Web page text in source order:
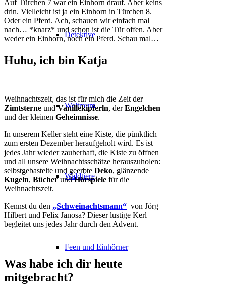
Detektive
Weltraum
Waldtiere
Feen und Einhörner
Auf Türchen 7 war ein Einhorn drauf. Aber keins
drin. Vielleicht ist ja ein Einhorn in Türchen 8.
Oder ein Pferd. Ach, schauen wir einfach mal
nach… *knarz* und schon ist die Tür offen. Aber
weder ein Einhorn, noch ein Pferd. Schau mal…
Huhu, ich bin Katja
Weihnachtszeit, das ist für mich die Zeit der
Zimtsterne undVanillekipferln, derEngelchen
und der kleinen Geheimnisse.
In unserem Keller steht eine Kiste, die pünktlich
zum ersten Dezember heraufgeholt wird. Es ist
jedes Jahr wieder zauberhaft, die Kiste zu öffnen
und all unsere Weihnachtsschätze herauszuholen:
selbstgebastelte und geerbte Deko, glänzende
Kugeln, BücherundHörspiele für die
Weihnachtszeit.
Kennst du den „Schweinachtsmann“ von Jörg
Hilbert und Felix Janosa? Dieser lustige Kerl
begleitet uns jedes Jahr durch den Advent.
Was habe ich dir heute
mitgebracht?